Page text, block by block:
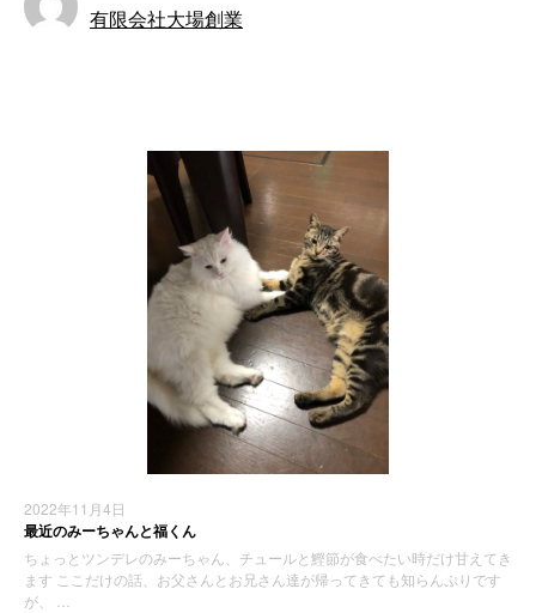
有限会社大場創業
2022年11月4日
最近のみーちゃんと福くん
ちょっとツンデレのみーちゃん、チュールと鰹節が食べたい時だけ甘えてき
ます ここだけの話、お父さんとお兄さん達が帰ってきても知らんぷりです
が、 …